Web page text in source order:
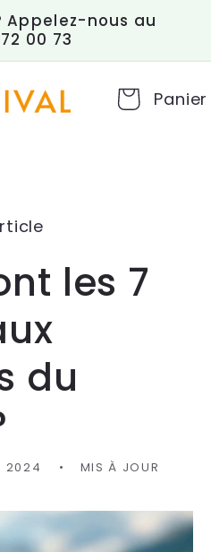
Appelez-nous au
00 73
Panier
les 7
du
2024 MIS À JOUR